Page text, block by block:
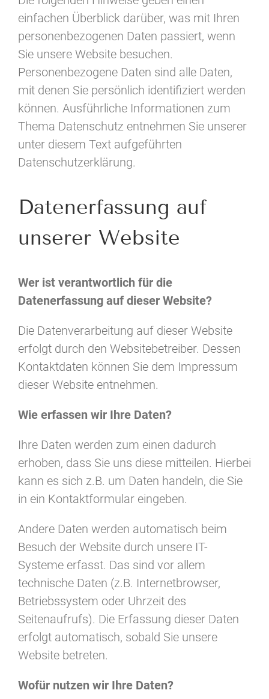
einfachen Überblick darüber, was mit Ihren
personenbezogenen Daten passiert, wenn
Sie unsere Website besuchen.
Personenbezogene Daten sind alle Daten,
mit denen Sie persönlich identifiziert werden
können. Ausführliche Informationen zum
Thema Datenschutz entnehmen Sie unserer
unter diesem Text aufgeführten
Datenschutzerklärung.
Datenerfassung auf
unserer Website
Wer ist verantwortlich für die
Datenerfassung auf dieser Website?
Die Datenverarbeitung auf dieser Website
erfolgt durch den Websitebetreiber. Dessen
Kontaktdaten können Sie dem Impressum
dieser Website entnehmen.
Wie erfassen wir Ihre Daten?
Ihre Daten werden zum einen dadurch
erhoben, dass Sie uns diese mitteilen. Hierbei
kann es sich z.B. um Daten handeln, die Sie
in ein Kontaktformular eingeben.
Andere Daten werden automatisch beim
Besuch der Website durch unsere IT-
Systeme erfasst. Das sind vor allem
technische Daten (z.B. Internetbrowser,
Betriebssystem oder Uhrzeit des
Seitenaufrufs). Die Erfassung dieser Daten
erfolgt automatisch, sobald Sie unsere
Website betreten.
Wofür nutzen wir Ihre Daten?